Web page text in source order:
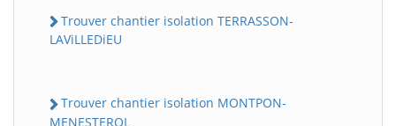
Trouver chantier isolation TERRASSON-
LAViLLEDiEU
Trouver chantier isolation MONTPON-
MENESTEROL